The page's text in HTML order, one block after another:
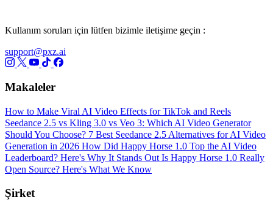
Kullanım soruları için lütfen bizimle iletişime geçin :
support@pxz.ai
Makaleler
How to Make Viral AI Video Effects for TikTok and Reels
Seedance 2.5 vs Kling 3.0 vs Veo 3: Which AI Video Generator
Should You Choose? 7 Best Seedance 2.5 Alternatives for AI Video
Generation in 2026 How Did Happy Horse 1.0 Top the AI Video
Leaderboard? Here's Why It Stands Out Is Happy Horse 1.0 Really
Open Source? Here's What We Know
Şirket